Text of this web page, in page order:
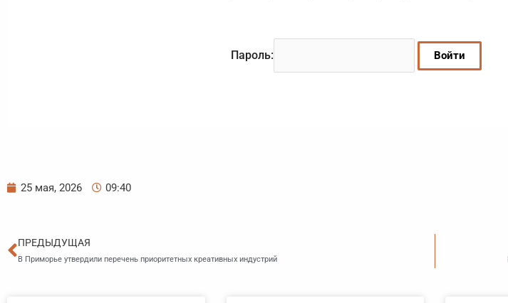
Пароль:
25 мая, 2026 09:40
Пред
ПРЕДЫДУЩАЯ
В Приморье утвердили перечень приоритетных креативных индустрий